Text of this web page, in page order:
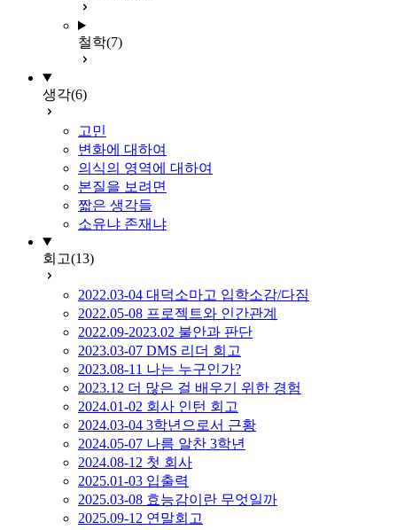
철학(7)
생각(6)
고민
변화에 대하여
의식의 영역에 대하여
본질을 보려면
짧은 생각들
소유냐 존재냐
회고(13)
2022.03-04 대덕소마고 입학소감/다짐
2022.05-08 프로젝트와 인간관계
2022.09-2023.02 불안과 판단
2023.03-07 DMS 리더 회고
2023.08-11 나는 누구인가?
2023.12 더 많은 걸 배우기 위한 경험
2024.01-02 회사 인턴 회고
2024.03-04 3학년으로서 근황
2024.05-07 나름 알찬 3학년
2024.08-12 첫 회사
2025.01-03 입출력
2025.03-08 효능감이란 무엇일까
2025.09-12 연말회고